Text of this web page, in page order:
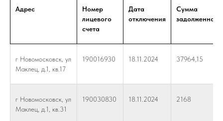
Адрес
Номер
лицевого
счета
Дата
отключения
Сумма
г Новомосковск, ул
Маклец, д.1, кв.17
190016930 18.11.2024 37964,15
г Новомосковск, ул
Маклец, д.1, кв.31
190030830 18.11.2024 2168